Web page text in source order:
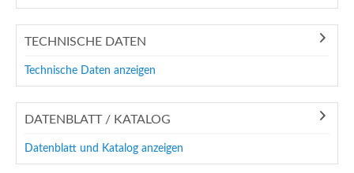
TECHNISCHE DATEN
Technische Daten anzeigen
DATENBLATT / KATALOG
Datenblatt und Katalog anzeigen